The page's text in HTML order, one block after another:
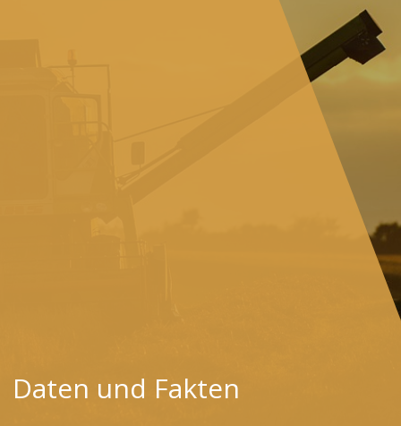
Daten und Fakten